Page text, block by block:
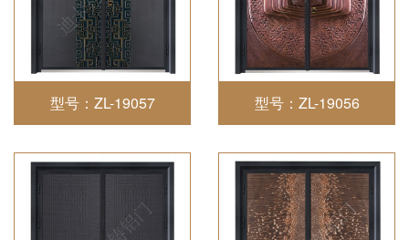
型号：ZL-19057 型号：ZL-19056